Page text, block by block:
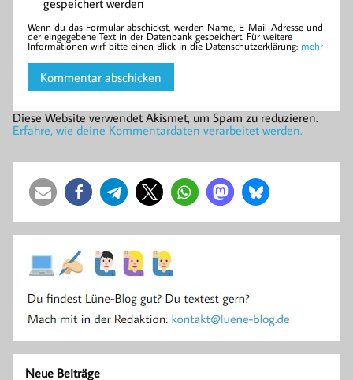
Wenn du das Formular abschickst, werden Name, E-Mail-Adresse und
der eingegebene Text in der Datenbank gespeichert. Für weitere
Informationen wirf bitte einen Blick in die Datenschutzerklärung: mehr
Diese Website verwendet Akismet, um Spam zu reduzieren.
Erfahre, wie deine Kommentardaten verarbeitet werden.
Neue Beiträge